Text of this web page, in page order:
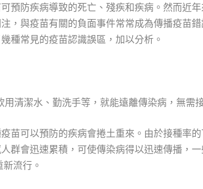
預防疾病導致的死亡、殘疾和疾病。然而近
，與疫苗有關的負面事件常常成為傳播疫苗
種常見的疫苗認識誤區，加以分析。
用清潔水、勤洗手等，就能遠離傳染病，無需
苗可以預防的疾病會捲土重來。由於接種率
群會迅速累積，可使傳染病得以迅速傳播，
流行。